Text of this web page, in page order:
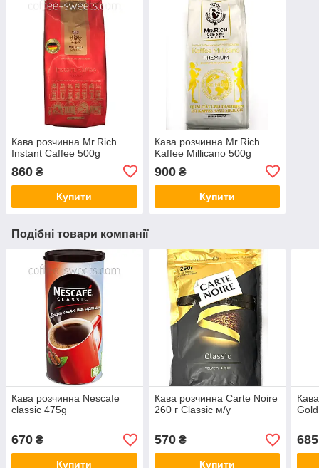
Кава розчинна Mr.Rich.
Instant Cаffee 500g
860 ₴
Купити
Кава розчинна Mr.Rich.
Kaffee Millicano 500g
900₴
Купити
Подібні товари компанії
Кава розчинна Nescafe
classic 475g
670 ₴
Купити
Кава розчинна Carte Noire
260 г Classic м/у
570₴
Купити
685